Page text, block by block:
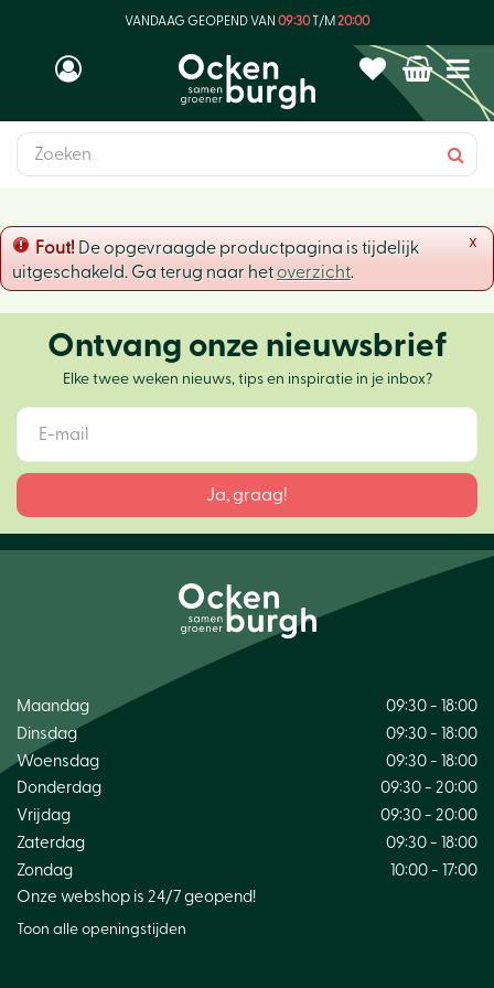
t
n
VANDAAG GEOPEND VAN 09:30T/M 20:00
x
Fout! De opgevraagde productpagina is tijdelijk
uitgeschakeld. Ga terug naar hetoverzicht.
Ontvang onze nieuwsbrief
Elke twee weken nieuws, tips en inspiratie in je inbox?
Maandag
09:30 - 18:00
Dinsdag
09:30 - 18:00
Woensdag
09:30 - 18:00
Donderdag
09:30 - 20:00
Vrijdag
09:30 - 20:00
Zaterdag
09:30 - 18:00
Zondag
10:00 - 17:00
Onze webshop is 24/7 geopend!
Toon alle openingstijden